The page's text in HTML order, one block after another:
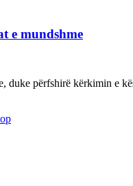
e mundshme
duke përfshirë kërkimin e